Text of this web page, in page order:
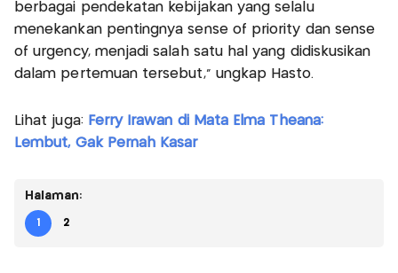
berbagai pendekatan kebijakan yang selalu
menekankan pentingnya sense of priority dan sense
of urgency, menjadi salah satu hal yang didiskusikan
dalam pertemuan tersebut,” ungkap Hasto.
Lihat juga: Ferry Irawan di Mata Elma Theana:
Lembut, Gak Pernah Kasar
Halaman:
1 2